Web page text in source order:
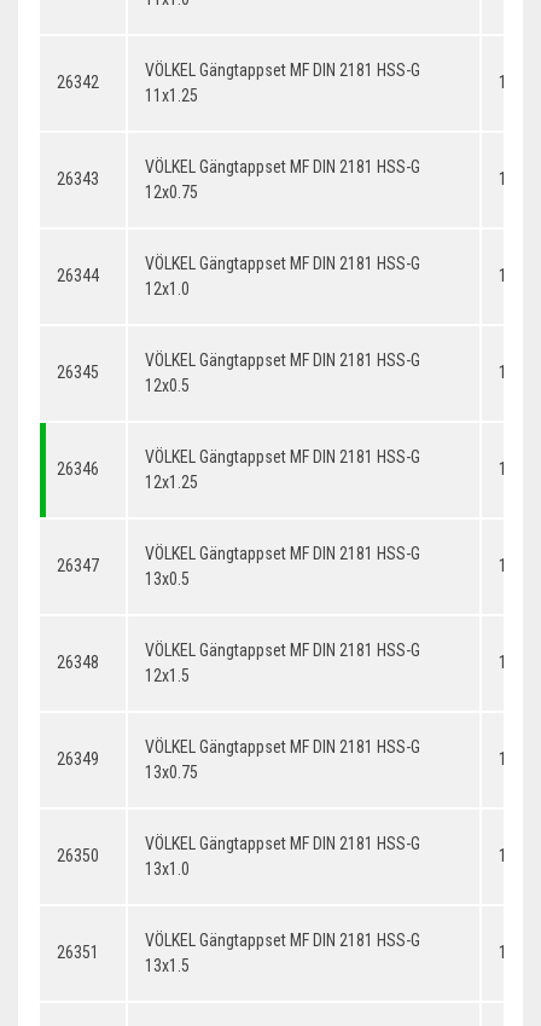
26342
VÖLKEL Gängtappset MF DIN 2181 HSS-G
11x1.25
26343
VÖLKEL Gängtappset MF DIN 2181 HSS-G
12x0.75
26344
VÖLKEL Gängtappset MF DIN 2181 HSS-G
12x1.0
26345
VÖLKEL Gängtappset MF DIN 2181 HSS-G
12x0.5
26346
VÖLKEL Gängtappset MF DIN 2181 HSS-G
12x1.25
26347
VÖLKEL Gängtappset MF DIN 2181 HSS-G
13x0.5
26348
VÖLKEL Gängtappset MF DIN 2181 HSS-G
12x1.5
26349
VÖLKEL Gängtappset MF DIN 2181 HSS-G
13x0.75
26350
VÖLKEL Gängtappset MF DIN 2181 HSS-G
13x1.0
26351
VÖLKEL Gängtappset MF DIN 2181 HSS-G
13x1.5